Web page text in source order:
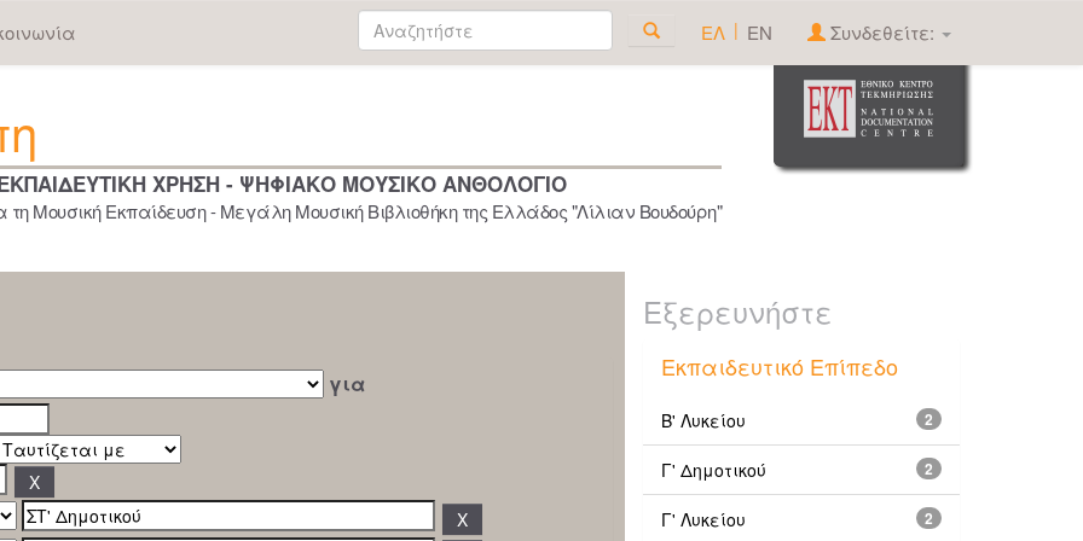
ΕΛ | EN Συνδεθείτε:
ΧΡΗΣΗ - ΨΗΦΙΑΚΟ ΜΟΥΣΙΚΟ ΑΝΘΟΛΟΓΙΟ
Μουσική Εκπαίδευση - Μεγάλη Μουσική Βιβλιοθήκη της Ελλάδος "Λίλιαν Βουδούρη"
για
Εξερευνήστε
Εκπαιδευτικό Επίπεδο
2
Β' Λυκείου
2
Γ' Δημοτικού
2
Γ' Λυκείου